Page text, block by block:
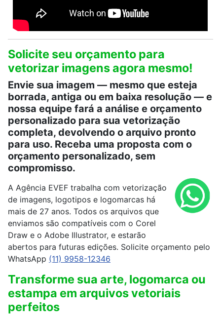
Solicite seu orçamento para
vetorizar imagens agora mesmo!
Envie sua imagem — mesmo que esteja
borrada, antiga ou em baixa resolução — e
nossa equipe fará a análise e orçamento
personalizado para sua vetorização
completa, devolvendo o arquivo pronto
para uso. Receba uma proposta com o
orçamento personalizado, sem
compromisso.
A Agência EVEF trabalha com vetorização
de imagens, logotipos e logomarcas há
mais de 27 anos. Todos os arquivos que
enviamos são compatíveis com o Corel
Draw e o Adobe Illustrator, e estarão
abertos para futuras edições. Solicite orçamento pelo
WhatsApp (11) 9958-12346
Transforme sua arte, logomarca ou
estampa em arquivos vetoriais
perfeitos